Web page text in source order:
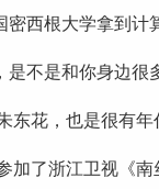
西根大学拿到计
不是和你身边很
花，也是很有年
了浙江卫视《南